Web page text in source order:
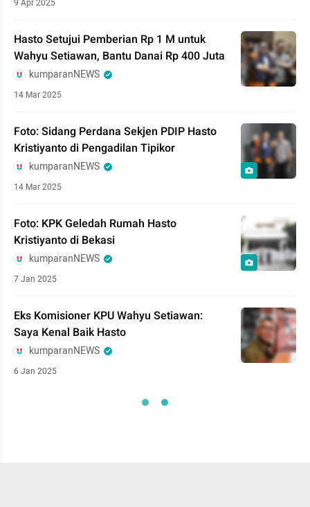
9 Apr 2025
Hasto Setujui Pemberian Rp 1 M untuk
Wahyu Setiawan, Bantu Danai Rp 400 Juta
kumparanNEWS
14 Mar 2025
Foto: Sidang Perdana Sekjen PDIP Hasto
Kristiyanto di Pengadilan Tipikor
kumparanNEWS
14 Mar 2025
Foto: KPK Geledah Rumah Hasto
Kristiyanto di Bekasi
kumparanNEWS
7 Jan 2025
Eks Komisioner KPU Wahyu Setiawan:
Saya Kenal Baik Hasto
kumparanNEWS
6 Jan 2025